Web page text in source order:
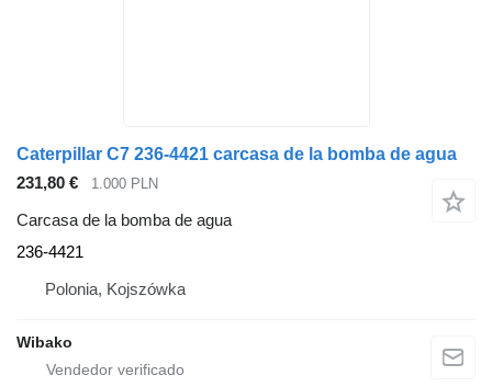
Caterpillar C7 236-4421 carcasa de la bomba de agua
231,80 €
1.000 PLN
Carcasa de la bomba de agua
236-4421
Polonia, Kojszówka
Wibako